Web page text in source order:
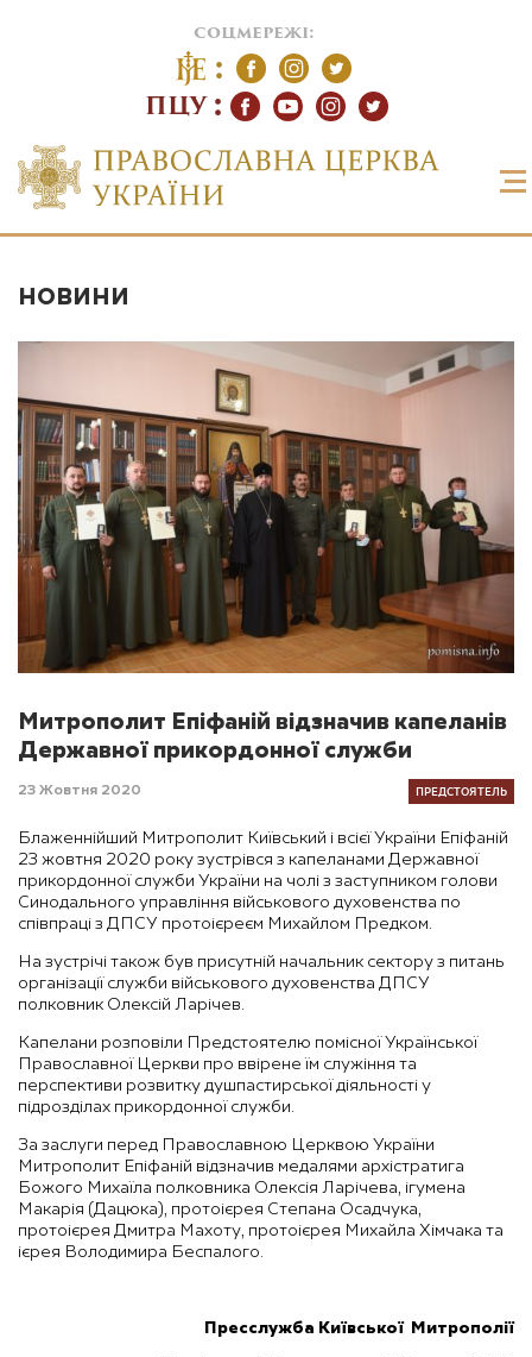
соцмережі:
ПЦУ
НОВИНИ
Митрополит Епіфаній відзначив капеланів
Державної прикордонної служби
23 Жовтня 2020 ПРЕДСТОЯТЕЛЬ
Блаженнійший Митрополит Київський і всієї України Епіфаній
23 жовтня 2020 року зустрівся з капеланами Державної
прикордонної служби України на чолі з заступником голови
Синодального управління військового духовенства по
співпраці з ДПСУ протоієреєм Михайлом Предком.
На зустрічі також був присутній начальник сектору з питань
організації служби військового духовенства ДПСУ
полковник Олексій Ларічев.
Капелани розповіли П редстоятелю помісної Української
Православної Церкви про ввірене їм служіння та
перспективи розвитку душпастирської діяльності у
підрозділах прикордонної служби.
За заслуги перед Православною Церквою України
Митрополит Епіфаній відзначив медалями архістратига
Божого Михаїла полковника Олексія Ларічева, ігумена
Макарія (Дацюка), протоієрея Степана Осадчука,
протоієрея Дмитра Махоту, протоієрея Михайла Хімчака та
ієрея Володимира Беспалого.
Пресслужба Київської Митрополії